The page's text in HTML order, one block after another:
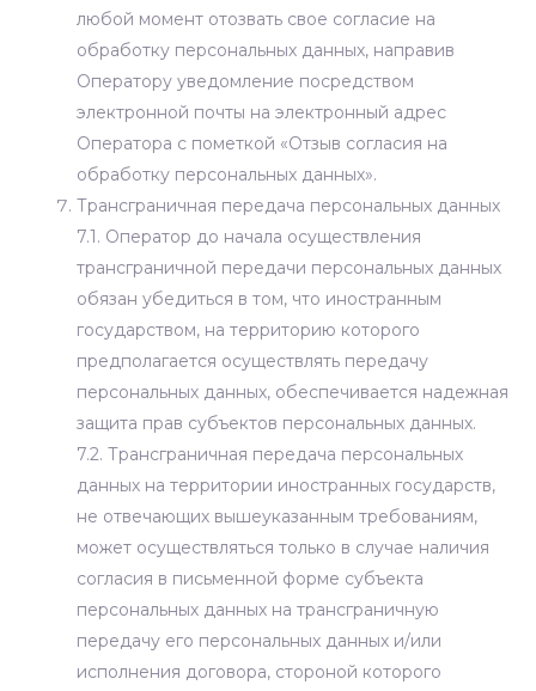
любой момент отозвать свое согласие на
обработку персональных данных, направив
Оператору уведомление посредством
электронной почты на электронный адрес
Оператора с пометкой «Отзыв согласия на
обработку персональных данных».
Трансграничная передача персональных данных
7.1. Оператор до начала осуществления
трансграничной передачи персональных данных
обязан убедиться в том, что иностранным
государством, на территорию которого
предполагается осуществлять передачу
персональных данных, обеспечивается надежная
защита прав субъектов персональных данных.
7.2. Трансграничная передача персональных
данных на территории иностранных государств,
не отвечающих вышеуказанным требованиям,
может осуществляться только в случае наличия
согласия в письменной форме субъекта
персональных данных на трансграничную
передачу его персональных данных и/или
исполнения договора, стороной которого